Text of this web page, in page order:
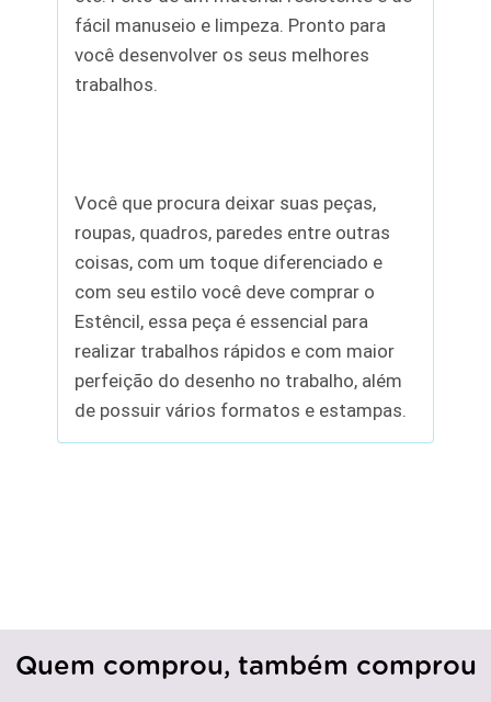
fácil manuseio e limpeza. Pronto para
você desenvolver os seus melhores
trabalhos.
Você que procura deixar suas peças,
roupas, quadros, paredes entre outras
coisas, com um toque diferenciado e
com seu estilo você deve comprar o
Estêncil, essa peça é essencial para
realizar trabalhos rápidos e com maior
perfeição do desenho no trabalho, além
de possuir vários formatos e estampas.
Quem comprou, também comprou